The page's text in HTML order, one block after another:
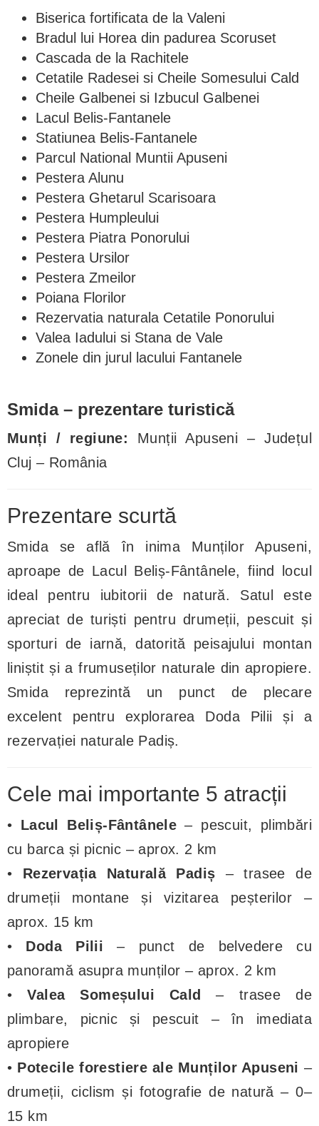
Biserica fortificata de la Valeni
Bradul lui Horea din padurea Scoruset
Cascada de la Rachitele
Cetatile Radesei si Cheile Somesului Cald
Cheile Galbenei si Izbucul Galbenei
Lacul Belis-Fantanele
Statiunea Belis-Fantanele
Parcul National Muntii Apuseni
Pestera Alunu
Pestera Ghetarul Scarisoara
Pestera Humpleului
Pestera Piatra Ponorului
Pestera Ursilor
Pestera Zmeilor
Poiana Florilor
Rezervatia naturala Cetatile Ponorului
Valea Iadului si Stana de Vale
Zonele din jurul lacului Fantanele
Smida – prezentare turistică
Munți / regiune:
Munții Apuseni – Județul
Cluj – România
Prezentare scurtă
Smida se află în inima Munților Apuseni,
aproape de Lacul Beliș-Fântânele, fiind locul
ideal pentru iubitorii de natură. Satul este
apreciat de turiști pentru drumeții, pescuit și
sporturi de iarnă, datorită peisajului montan
liniștit și a frumuseților naturale din apropiere.
Smida reprezintă un punct de plecare
excelent pentru explorarea Doda Pilii și a
rezervației naturale Padiș.
Cele mai importante 5 atracții
• Lacul Beliș-Fântânele – pescuit, plimbări
cu barca și picnic – aprox. 2 km
• Rezervația Naturală Padiș – trasee de
drumeții montane și vizitarea peșterilor –
aprox. 15 km
• Doda Pilii – punct de belvedere cu
panoramă asupra munților – aprox. 2 km
•Valea Someșului Cald – trasee de
plimbare, picnic și pescuit – în imediata
apropiere
• Potecile forestiere ale Munților Apuseni –
drumeții, ciclism și fotografie de natură – 0–
15 km